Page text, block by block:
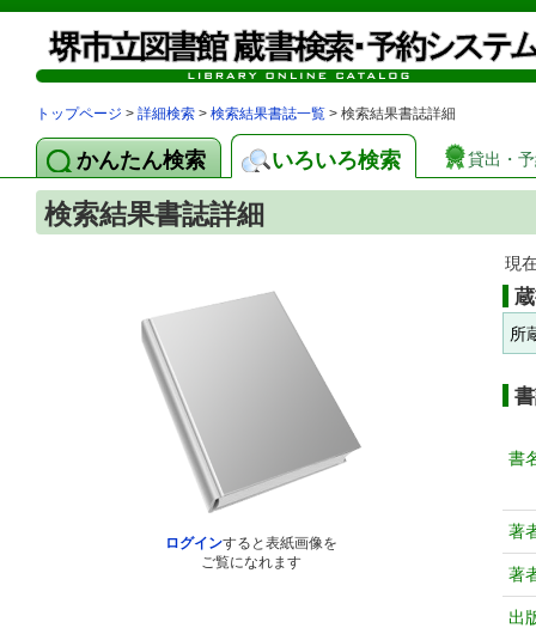
トップページ > 詳細検索 > 検索結果書誌一覧 > 検索結果書誌詳細
かんたん検索 いろいろ検索 貸出・
検索結果書誌詳細
ログインすると表紙画像を
ご覧になれます
現
所
書
著
著
出